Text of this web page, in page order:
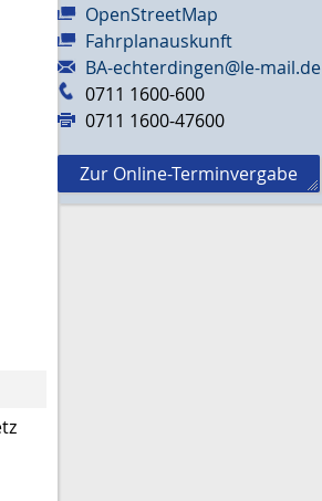
OpenStreetMap
Fahrplanauskunft
BA-echterdingen@le-mail.de
0711 1600-600
0711 1600-47600
Zur Online-Terminvergabe